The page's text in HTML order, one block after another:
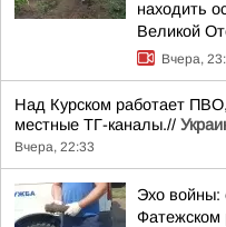
находить
Великой
Вчера,
Над Курском работает
местные ТГ-каналы.//
Вчера, 22:33
Эхо
Фатежском